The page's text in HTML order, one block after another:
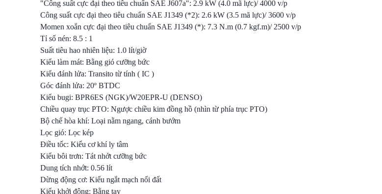
"Công suất cực đại theo tiêu chuẩn SAE J607a": 2.9 kW (4.0 mã lực)/ 4000 v/p
Công suất cực đại theo tiêu chuẩn SAE J1349 (*2): 2.6 kW (3.5 mã lực)/ 3600 v/p
Momen xoắn cực đại theo tiêu chuẩn SAE J1349 (*): 7.3 N.m (0.7 kgf.m)/ 2500 v/p
Tỉ số nén: 8.5 : 1
Suất tiêu hao nhiên liệu: 1.0 lít/giờ
Kiểu làm mát: Bằng gió cưỡng bức
Kiểu đánh lửa: Transito từ tính ( IC )
Góc đánh lửa: 20º BTDC
Kiểu bugi: BPR6ES (NGK)/W20EPR-U (DENSO)
Chiều quay trục PTO: Ngược chiều kim đồng hồ (nhìn từ phía trục PTO)
Bộ chế hòa khí: Loại nằm ngang, cánh bướm
Lọc gió: Lọc kép
Điều tốc: Kiểu cơ khí ly tâm
Kiểu bôi trơn: Tát nhớt cưỡng bức
Dung tích nhớt: 0.56 lít
Dừng động cơ: Kiểu ngắt mạch nối đất
Kiểu khởi động: Bằng tay